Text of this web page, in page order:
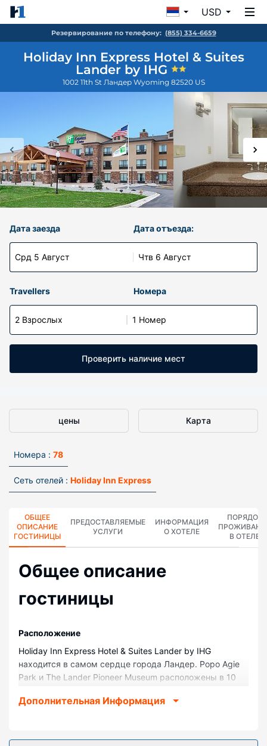
USD
Резервирование по телефону: (855) 334-6659
Holiday Inn Express Hotel & Suites
Lander by IHG
1002 11th St Ландер Wyoming 82520 US
Дата заезда
Срд 5 Август
Дата отъезда:
Чтв 6 Август
Travellers Номера
2 Взрослых 1 Номер
Проверить наличие мест
цены Карта
Номера : 78
Сеть отелей : Holiday Inn Express
ОБЩЕЕ
ОПИСАНИЕ
ГОСТИНИЦЫ
ПРЕДОСТАВЛЯЕМЫЕ
УСЛУГИ
ИНФОРМАЦИЯ
О ХОТЕЛЕ
ПОРЯДОК
В ОТЕЛЕ
Общее описание
гостиницы
Pасположение
Holiday Inn Express Hotel & Suites Lander by IHG
находится в самом сердце города Ландер. Popo Agie
Park и The Lander Pioneer Museum расположены в 10
расположением: Музей истории запада США находится
Дополнительная Информация